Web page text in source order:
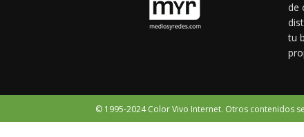
de
tu
© 1995-2024 Color Vivo Internet. Otros contenidos